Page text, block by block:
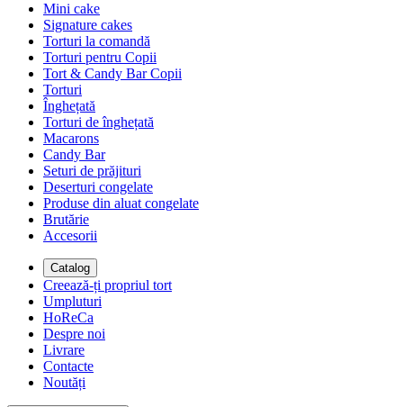
Mini cake
Signature cakes
Torturi la comandă
Torturi pentru Copii
Tort & Candy Bar Copii
Torturi
Înghețată
Torturi de înghețată
Macarons
Candy Bar
Seturi de prăjituri
Deserturi congelate
Produse din aluat congelate
Brutărie
Accesorii
Catalog
Creează-ți propriul tort
Umpluturi
HoReCa
Despre noi
Livrare
Contacte
Noutăți